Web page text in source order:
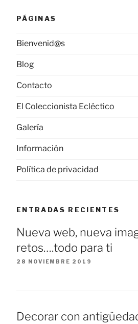
PÁGINAS
Bienvenid@s
Blog
Contacto
El Coleccionista Ecléctico
Galería
Información
Política de privacidad
ENTRADAS RECIENTES
Nueva web, nueva
retos….todo para ti
28 NOVIEMBRE 2019
Decorar con